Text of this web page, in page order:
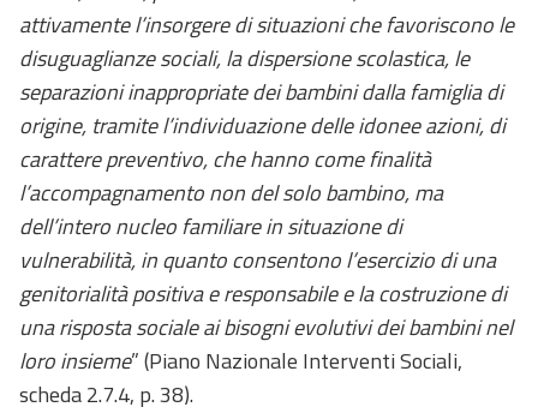
attivamente l’insorgere di situazioni che favoriscono le
disuguaglianze sociali, la dispersione scolastica, le
separazioni inappropriate dei bambini dalla famiglia di
origine, tramite l’individuazione delle idonee azioni, di
carattere preventivo, che hanno come finalità
l’accompagnamento non del solo bambino, ma
dell’intero nucleo familiare in situazione di
vulnerabilità, in quanto consentono l’esercizio di una
genitorialità positiva e responsabile e la costruzione di
una risposta sociale ai bisogni evolutivi dei bambini nel
loro insieme” (Piano Nazionale Interventi Sociali,
scheda 2.7.4, p. 38).